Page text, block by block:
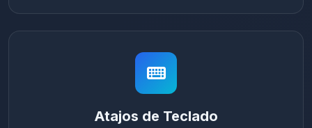
Atajos de Teclado